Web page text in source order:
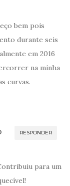
bem pois
durante seis
em 2016
na minha
curvas.
RESPONDER
para um